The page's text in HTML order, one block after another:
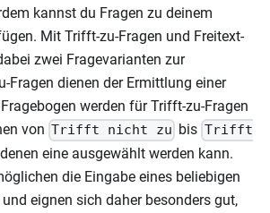
kannst du Fragen zu deinem
Mit Trifft-zu-Fragen und Freitext-
zwei Fragevarianten zur
Fragen dienen der Ermittlung einer
werden für Trifft-zu-Fragen
von Trifft nicht zu bis Trifft
eine ausgewählt werden kann.
die Eingabe eines beliebigen
eignen sich daher besonders gut,